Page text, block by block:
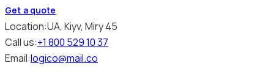
Get a quote
Location:UA, Kiyv, Miry 45
Call us:+1 800 529 10 37
Email:logico@mail.co